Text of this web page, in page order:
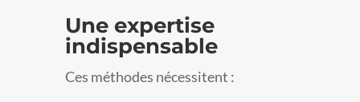
Une expertise
indispensable
Ces méthodes nécessitent :